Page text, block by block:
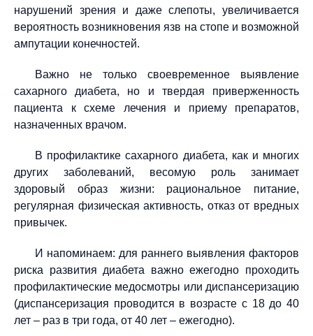
нарушений зрения и даже слепоты, увеличивается
вероятность возникновения язв на стопе и возможной
ампутации конечностей.
Важно не только своевременное выявление
сахарного диабета, но и твердая приверженность
пациента к схеме лечения и приему препаратов,
назначенных врачом.
В профилактике сахарного диабета, как и многих
других заболеваний, весомую роль занимает
здоровый образ жизни: рациональное питание,
регулярная физическая активность, отказ от вредных
привычек.
И напоминаем: для раннего выявления факторов
риска развития диабета важно ежегодно проходить
профилактические медосмотры или диспансеризацию
(диспансеризация проводится в возрасте с 18 до 40
лет – раз в три года, от 40 лет – ежегодно).